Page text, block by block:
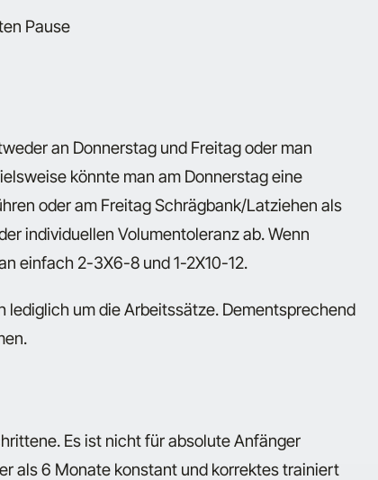
Pause
an Donnerstag und Freitag oder man
könnte man am Donnerstag eine
oder am Freitag Schrägbank/Latziehen als
individuellen Volumentoleranz ab. Wenn
einfach 2-3X6-8 und 1-2X10-12.
lediglich um die Arbeitssätze. Dementsprechend
Es ist nicht für absolute Anfänger
als 6 Monate konstant und korrektes trainiert